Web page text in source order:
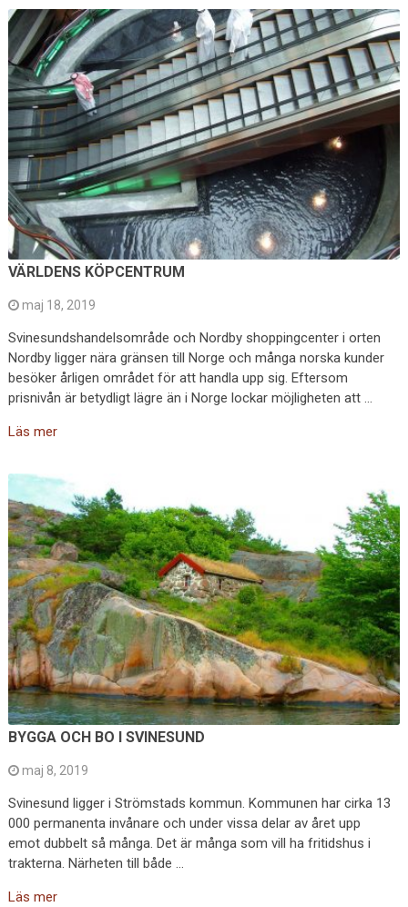
VÄRLDENS KÖPCENTRUM
maj 18, 2019
Svinesundshandelsområde och Nordby shoppingcenter i orten
Nordby ligger nära gränsen till Norge och många norska kunder
besöker årligen området för att handla upp sig. Eftersom
prisnivån är betydligt lägre än i Norge lockar möjligheten att …
Läs mer
BYGGA OCH BO I SVINESUND
maj 8, 2019
Svinesund ligger i Strömstads kommun. Kommunen har cirka 13
000 permanenta invånare och under vissa delar av året upp
emot dubbelt så många. Det är många som vill ha fritidshus i
trakterna. Närheten till både …
Läs mer